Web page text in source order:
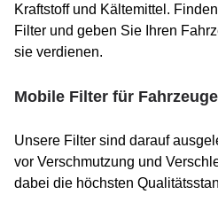
Kraftstoff und Kältemittel.
Filter und geben Sie Ihren
sie verdienen.
Mobile Filter für Fahrzeuge
Unsere Filter sind darauf
vor Verschmutzung und
dabei die höchsten